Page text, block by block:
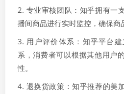
2. 专业审核团队：知乎拥有一
播间商品进行实时监控，确保商
3. 用户评价体系：知乎平台
系，消费者可以根据其他用户
性。
4. 退换货政策：知乎推荐的美